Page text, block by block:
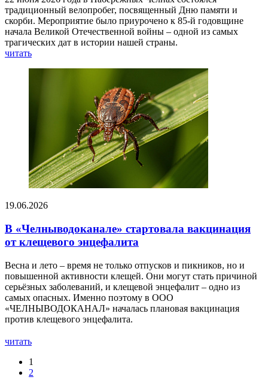
традиционный велопробег, посвященный Дню памяти и
скорби. Мероприятие было приурочено к 85-й годовщине
начала Великой Отечественной войны – одной из самых
трагических дат в истории нашей страны.
читать
19.06.2026
В «Челныводоканале» стартовала вакцинация
от клещевого энцефалита
Весна и лето – время не только отпусков и пикников, но и
повышенной активности клещей. Они могут стать причиной
серьёзных заболеваний, и клещевой энцефалит – одно из
самых опасных. Именно поэтому в ООО
«ЧЕЛНЫВОДОКАНАЛ» началась плановая вакцинация
против клещевого энцефалита.
читать
1
2